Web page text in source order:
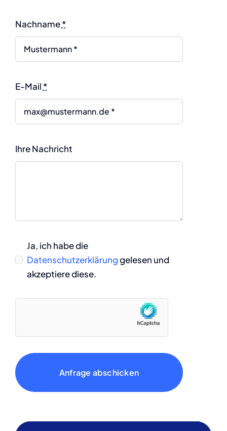
Nachname*
E-Mail *
Ihre Nachricht
Ja, ich habe die
Datenschutzerklärunggelesen und
akzeptiere diese.
Anfrage abschicken